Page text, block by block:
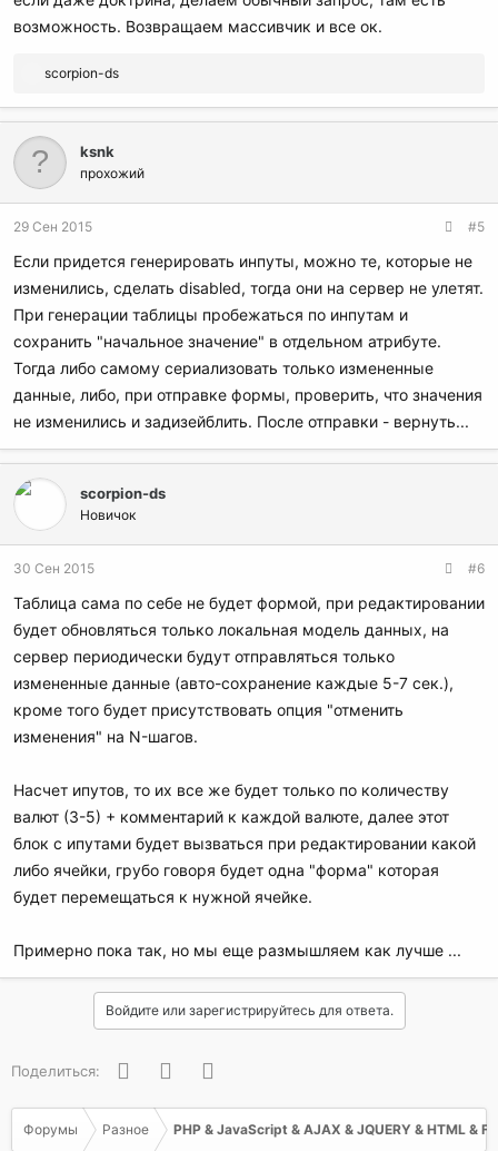
возможность. Возвращаем массивчик и все ок.
Р
а
ц
и
scorpion-ds
ksnk
прохожий
29 Сен 2015 #5
Если придется генерировать инпуты, можно те, которые не
изменились, сделать disabled, тогда они на сервер не улетят.
При генерации таблицы пробежаться по инпутам и
сохранить "начальное значение" в отдельном атрибуте.
Тогда либо самому сериализовать только измененные
данные, либо, при отправке формы, проверить, что значения
не изменились и задизейблить. После отправки - вернуть...
scorpion-ds
Новичок
30 Сен 2015 #6
Таблица сама по себе не будет формой, при редактировании
будет обновляться только локальная модель данных, на
сервер периодически будут отправляться только
измененные данные (авто-сохранение каждые 5-7 сек.),
кроме того будет присутствовать опция "отменить
изменения" на N-шагов.
Насчет ипутов, то их все же будет только по количеству
валют (3-5) + комментарий к каждой валюте, далее этот
блок с ипутами будет вызваться при редактировании какой
либо ячейки, грубо говоря будет одна "форма" которая
будет перемещаться к нужной ячейке.
Примерно пока так, но мы еще размышляем как лучше ...
Войдите или зарегистрируйтесь для ответа.
Поделиться: FacebookTwitter
Форумы Разное PHP & JavaScript & AJAX & JQUERY & HTML &